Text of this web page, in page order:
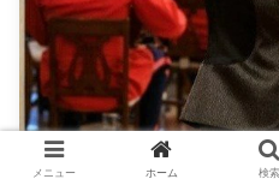
メニュー ホーム 検索